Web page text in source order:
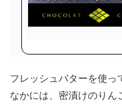
フレッシュバターを使っ
なかには、密漬けのりん